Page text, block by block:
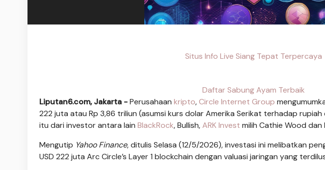
Situs Info Live Siang Tepat Terpercaya
Daftar Sabung Ayam Terbaik
Liputan6.com, Jakarta -Perusahaan kripto,Circle Internet Group
222 juta atau Rp 3,86 triliun (asumsi kurs dolar Amerika Serikat terhadap rupiah
itu dari investor antara lain BlackRock, Bullish,ARK Invest milih Cathie Wood
Mengutip Yahoo Finance, ditulis Selasa (12/5/2026), investasi ini melibatkan
USD 222 juta Arc Circle’s Layer 1 blockchain dengan valuasi jaringan yang